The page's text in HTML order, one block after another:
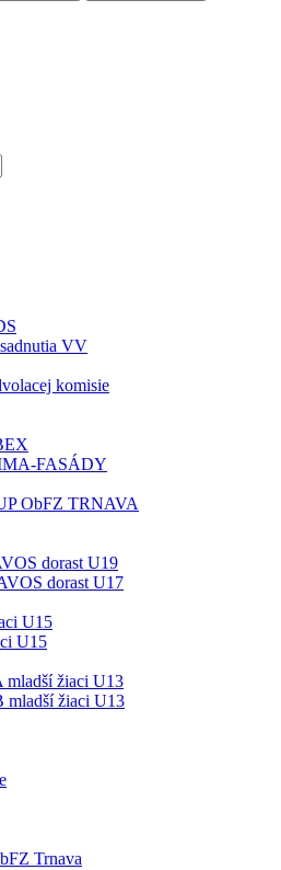
VV
komisie
FASÁDY
ObFZ TRNAVA
dorast U19
dorast U17
U15
U15
mladší žiaci U13
mladší žiaci U13
Trnava